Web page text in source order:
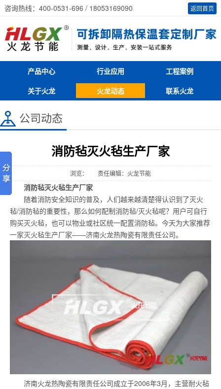
返回首页
咨询热线：400-0531-696 / 18053169090
产品中心 行业应用
工程案例
关于火龙
火龙动态 联系火龙
公司动态
消防毡灭火毡生产厂家
浏览： 责任编辑：火龙节能
消防毡灭火毡生产厂家
随着消防安全知识的普及，人们越来越清楚得认识到了灭火
毡/消防毡的重要性，那么如何配制消防毡/灭火毡呢？用户可自行
购买灭火毡，也可以物业或社区统一配置消防毡。今天为大家推荐
一家灭火毡生产厂家——济南火龙热陶瓷有限责任公司。
济南火龙热陶瓷有限责任公司成立于2006年3月，主营耐火毡